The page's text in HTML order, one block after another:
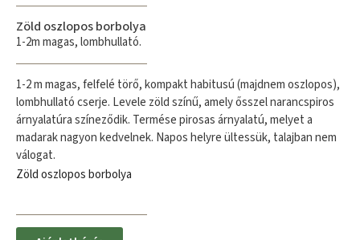
Zöld oszlopos borbolya
1-2m magas, lombhullató.
1-2 m magas, felfelé törő, kompakt habitusú (majdnem oszlopos),
lombhullató cserje. Levele zöld színű, amely ősszel narancspiros
árnyalatúra színeződik. Termése pirosas árnyalatú, melyet a
madarak nagyon kedvelnek. Napos helyre ültessük, talajban nem
válogat.
Zöld oszlopos borbolya